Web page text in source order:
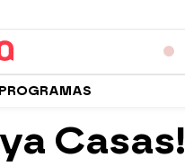
PROGRAMAS
Casas!